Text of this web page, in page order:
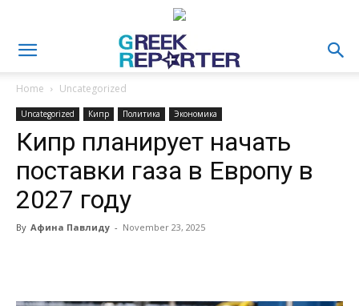
Home Uncategorized
Uncategorized Кипр Политика Экономика
Кипр планирует начать
поставки газа в Европу в
2027 году
By Афина Павлиду - November 23, 2025